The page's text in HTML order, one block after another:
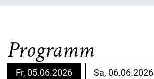
Programm
Fr, 05.06.2026 Sa, 06.06.2026